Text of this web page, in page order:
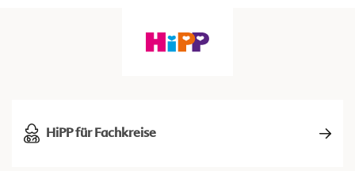
HiPP für Fachkreise